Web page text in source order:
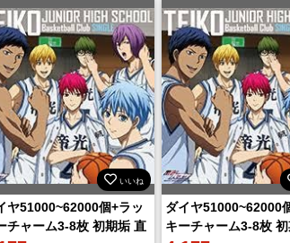
す。 ストーリーは2章の最後まで
使えます！ ラッキーチャーム
いいね
ヤ51000~62000個+ラッ
チャーム3-8枚 初期垢 直
ダイヤ51000~62000
キーチャーム3-8枚